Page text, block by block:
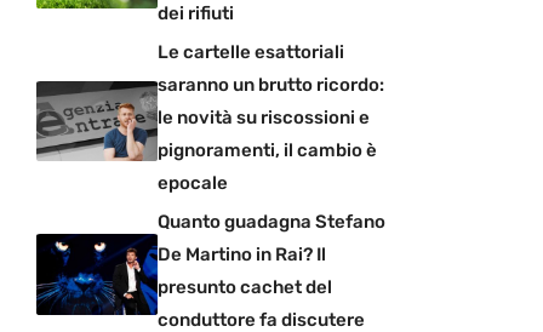
dei rifiuti
Le cartelle esattoriali
saranno un brutto ricordo:
le novità su riscossioni e
pignoramenti, il cambio è
epocale
Quanto guadagna Stefano
De Martino in Rai? Il
presunto cachet del
conduttore fa discutere